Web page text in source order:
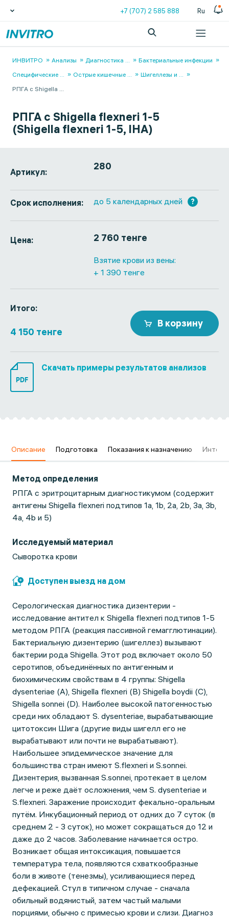
+7 (707) 2 585 888 Ru
ИНВИТРО Анализы Диагностика ...
Бактериальные инфекции
Специфические ... Острые кишечные ... Шигеллезы и ...
РПГА с Shigella ...
РПГА с Shigella flexneri 1-5
(Shigella flexneri 1-5, IHA)
Артикул: 280
Срок исполнения: до 5 календарных дней ?
Цена: 2 760 тенге
Взятие крови из вены:
+ 1 390 тенге
Итого:
4 150 тенге
В корзину
PDF
Скачать примеры результатов анализов
Описание Подготовка Показания к назначению
Метод определения
РПГА с эритроцитарным диагностикумом (содержит
антигены Shigella flexneri подтипов 1a, 1b, 2a, 2b, 3a, 3b,
4a, 4b и 5)
Исследуемый материал
Сыворотка крови
Доступен выезд на дом
Серологическая диагностика дизентерии -
исследование антител к Shigella flexneri подтипов 1-5
методом РПГА (реакция пассивной гемагглютинации).
Бактериальную дизентерию (шигеллез) вызывают
бактерии рода Shigella. Этот род включает около 50
серотипов, объединённых по антигенным и
биохимическим свойствам в 4 группы: Shigella
dysenteriae (A), Shigella flexneri (B) Shigella boydii (C),
Shigella sonnei (D). Наиболее высокой патогенностью
среди них обладают S. dysenteriae, вырабатывающие
цитотоксин Шига (другие виды шигелл его не
вырабатывают или почти не вырабатывают).
Наибольшее эпидемическое значение для
большинства стран имеют S.flexneri и S.sonnei.
Дизентерия, вызванная S.sonnei, протекает в целом
легче и реже даёт осложнения, чем S. dysenteriae и
S.flexneri. Заражение происходит фекально-оральным
путём. Инкубационный период от одних до 7 суток (в
среднем 2 - 3 суток), но может сокращаться до 12 и
даже до 2 часов. Заболевание начинается остро.
Возникает общая интоксикация, повышается
температура тела, появляются схваткообразные
боли в животе (тенезмы), усиливающиеся перед
дефекацией. Стул в типичном случае - сначала
обильный водянистый, затем частый малыми
порциями, обычно с примесью крови и слизи. Диагноз